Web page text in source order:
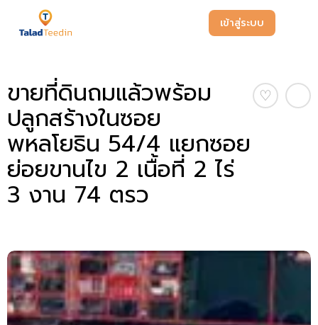
เข้าสู่ระบบ
ขายที่ดินถมแล้วพร้อม
ปลูกสร้างในซอย
พหลโยธิน 54/4 แยกซอย
ย่อยขานไข 2 เนื้อที่ 2 ไร่
3 งาน 74 ตรว
♡